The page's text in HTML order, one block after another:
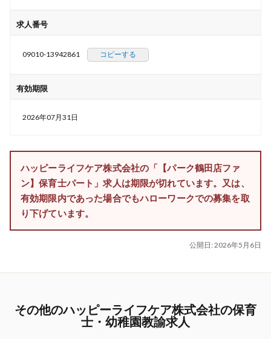
求人番号
09010-13942861 コピーする
有効期限
2026年07月31日
ハッピーライフケア株式会社の「【パーク鶴田店ファ
ン】保育士パート」求人は期限が切れています。又は、
有効期限内であった場合でもハローワークでの募集を取
り下げています。
公開日: 2026年5月6日
その他のハッピーライフケア株式会社の保育
士・幼稚園教諭求人